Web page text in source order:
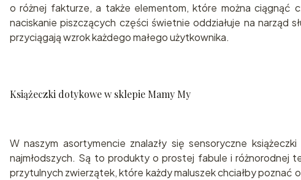
o różnej fakturze, a także elementom, które można ciągnąć
naciskanie piszczących części świetnie oddziałuje na narząd
przyciągają wzrok każdego małego użytkownika.
Książeczki dotykowe w sklepie Mamy My
W naszym asortymencie znalazły się sensoryczne
najmłodszych. Są to produkty o prostej fabule i różnorodnej
przytulnych zwierzątek, które każdy maluszek chciałby poznać